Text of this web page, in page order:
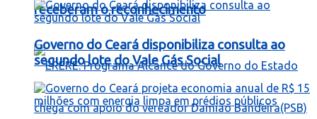
receberam o reconhecimento
Governo do Ceará disponibiliza consulta ao
segundo lote do Vale Gás Social